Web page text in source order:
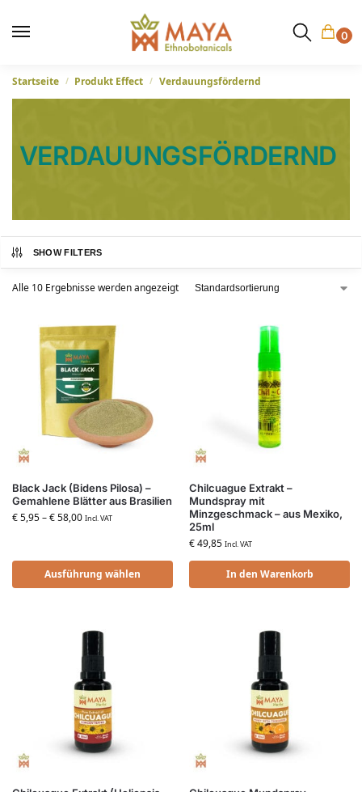
0
Startseite / Produkt Effect / Verdauungsfördernd
VERDAUUNGSFÖRDERND
SHOW FILTERS
Alle 10 Ergebnisse werden angezeigt
Black Jack (Bidens Pilosa) –
Gemahlene Blätter aus Brasilien
€5,95–€58,00 Incl. VAT
Ausführung wählen
Chilcuague Extrakt –
Mundspray mit
Minzgeschmack – aus Mexiko,
25ml
€49,85 Incl. VAT
In den Warenkorb